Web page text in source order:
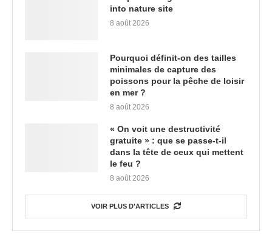
into nature site
8 août 2026
Pourquoi définit-on des tailles
minimales de capture des
poissons pour la pêche de loisir
en mer ?
8 août 2026
« On voit une destructivité
gratuite » : que se passe-t-il
dans la tête de ceux qui mettent
le feu ?
8 août 2026
VOIR PLUS D'ARTICLES